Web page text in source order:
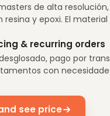
de alta
resina y epoxi. El
& recurring orders
pago por
con
see price